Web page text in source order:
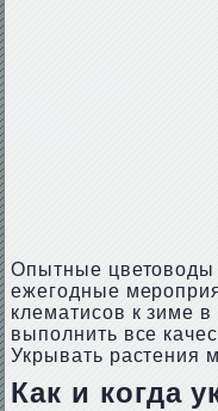
Опытные цветоводы
ежегодные
клематисов к зиме в
выполнить все
Укрывать растения
Как и когда